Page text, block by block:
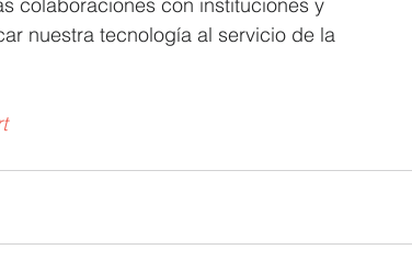
nuestra tecnología al servicio de la